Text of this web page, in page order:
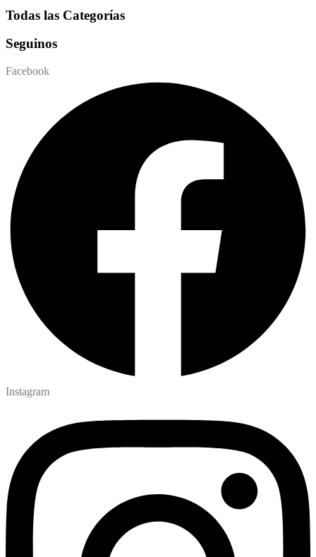
Todas las Categorías
Seguinos
Facebook
Instagram